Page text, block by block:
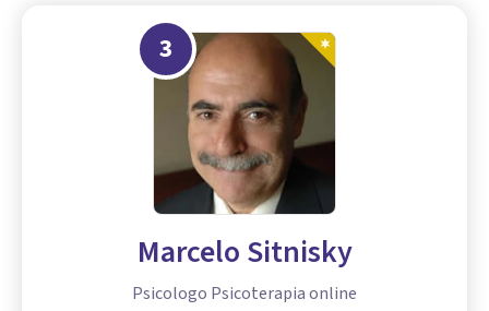
3
Marcelo Sitnisky
Psicologo Psicoterapia online